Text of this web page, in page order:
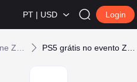
PT | USD Login